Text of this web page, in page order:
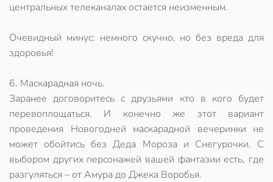
центральных телеканалах остается неизменным.
Очевидный минус: немного скучно, но без вреда для
здоровья!
6. Маскарадная ночь.
Заранее договоритесь с друзьями кто в кого будет
перевоплощаться. И конечно же этот вариант
проведения Новогодней маскарадной вечеринки не
может обойтись без Деда Мороза и Снегурочки. С
выбором других персонажей вашей фантазии есть, где
разгуляться – от Амура до Джека Воробья.